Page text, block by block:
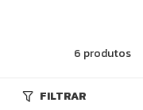
6 produtos
FILTRAR